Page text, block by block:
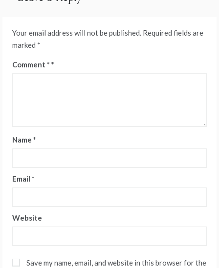
Your email address will not be published. Required fields are
marked *
Comment *
Name *
Email *
Website
Save my name, email, and website in this browser for the